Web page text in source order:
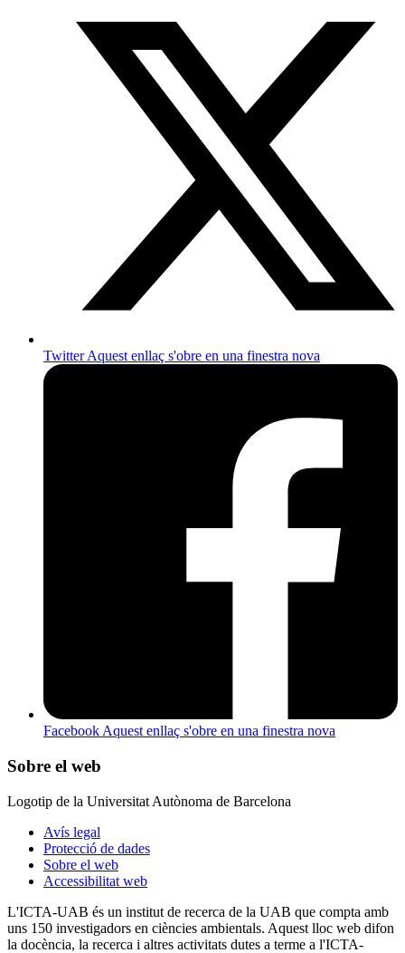
TwitterAquest enllaç s'obre en una finestra nova
Facebook Aquest enllaç s'obre en una finestra nova
Sobre el web
Logotip de la Universitat Autònoma de Barcelona
Avís legal
Protecció de dades
Sobre el web
Accessibilitat web
L'ICTA-UAB és un institut de recerca de la UAB que compta amb
uns 150 investigadors en ciències ambientals. Aquest lloc web difon
la docència, la recerca i altres activitats dutes a terme a l'ICTA-